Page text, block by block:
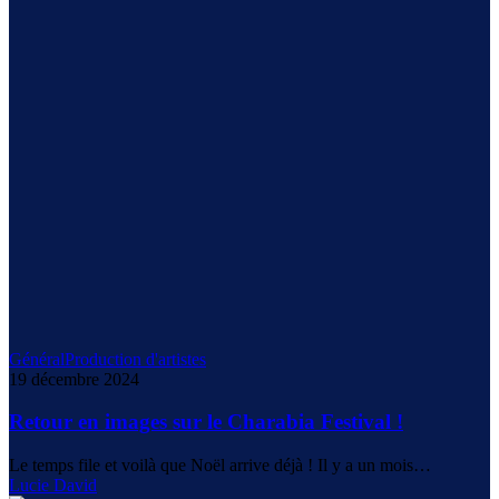
GénéralProduction d'artistes
19 décembre 2024
Retour en images sur le Charabia Festival !
Le temps file et voilà que Noël arrive déjà ! Il y a un mois…
Lucie David